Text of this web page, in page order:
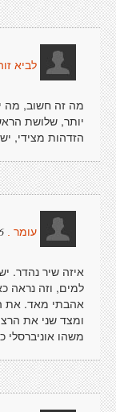
לביא
מה זה חשוב, מה
יותר, שלושת
הזדהות מצידי, יש
עומר .
איזה שיר נהדר.
למים, וזה נראה
אהבתי מאד. את
ומצד שני את
משהו